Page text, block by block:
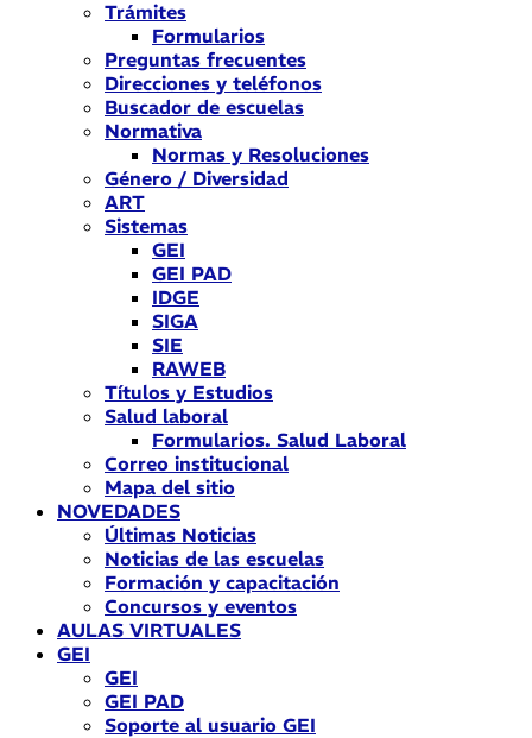
Trámites
Formularios
Preguntas frecuentes
Direcciones y teléfonos
Buscador de escuelas
Normativa
Normas y Resoluciones
Género / Diversidad
ART
Sistemas
GEI
GEI PAD
IDGE
SIGA
SIE
RAWEB
Títulos y Estudios
Salud laboral
Formularios. Salud Laboral
Correo institucional
Mapa del sitio
NOVEDADES
Últimas Noticias
Noticias de las escuelas
Formación y capacitación
Concursos y eventos
AULAS VIRTUALES
GEI
GEI
GEI PAD
Soporte al usuario GEI